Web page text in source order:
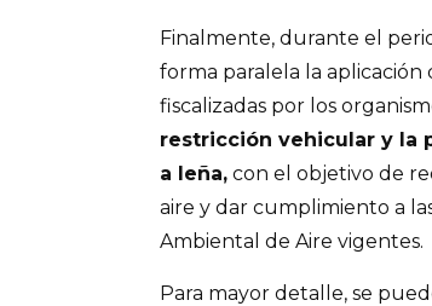
Finalmente, durante el
forma paralela la aplicación
fiscalizadas por los
restricción vehicular y la
a leña, con el objetivo de
aire y dar cumplimiento a
Ambiental de Aire vigentes.
Para mayor detalle, se